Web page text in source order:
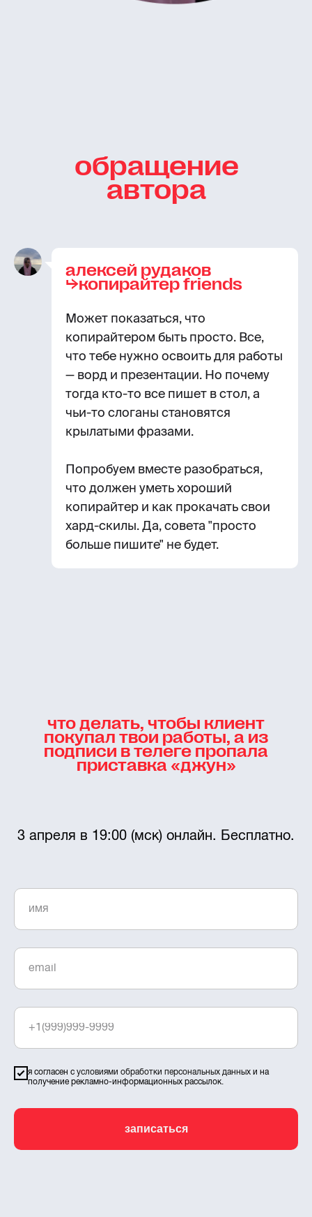
обращение
автора
алексей рудаков
⮡копирайтер friends
Может показаться, что
копирайтером быть просто. Все,
что тебе нужно освоить для работы
— ворд и презентации. Но почему
тогда кто-то все пишет в стол, а
чьи-то слоганы становятся
крылатыми фразами.
Попробуем вместе разобраться,
что должен уметь хороший
копирайтер и как прокачать свои
хард-скилы. Да, совета "просто
больше пишите" не будет.
что делать, чтобы клиент
покупал твои работы, а из
подписи в телеге пропала
приставка «джун»
3 апреля в 19:00 (мск) онлайн. Бесплатно.
я согласен с условиями обработки персональных данных и на
получение рекламно-информационных рассылок.
записаться